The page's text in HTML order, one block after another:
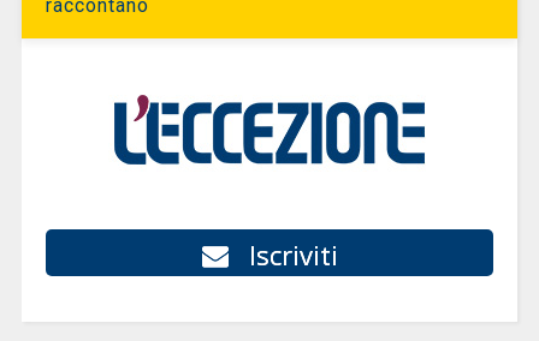
raccontano
Iscriviti